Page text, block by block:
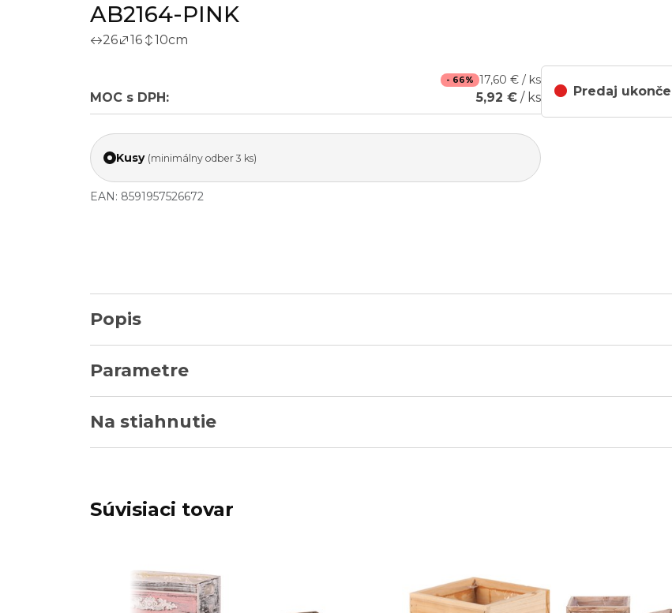
AB2164-PINK
26 16 10cm
- 66% 17,60 € / ks
MOC s DPH: 5,92 € / ks
Kusy (minimálny odber 3 ks)
EAN: 8591957526672
Predaj
Popis
Parametre
Na stiahnutie
Súvisiaci tovar